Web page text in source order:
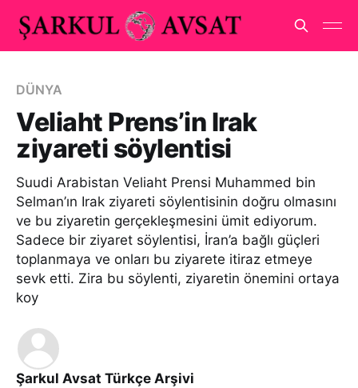
DÜNYA
Veliaht Prens’in Irak
ziyareti söylentisi
Suudi Arabistan Veliaht Prensi Muhammed bin
Selman’ın Irak ziyareti söylentisinin doğru olmasını
ve bu ziyaretin gerçekleşmesini ümit ediyorum.
Sadece bir ziyaret söylentisi, İran’a bağlı güçleri
toplanmaya ve onları bu ziyarete itiraz etmeye
sevk etti. Zira bu söylenti, ziyaretin önemini ortaya
koy
Şarkul Avsat Türkçe Arşivi